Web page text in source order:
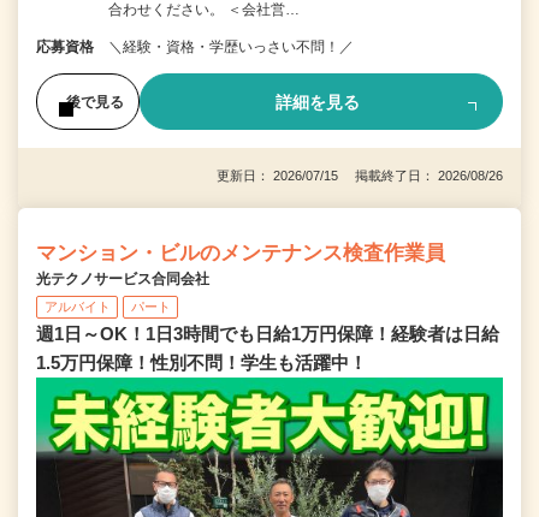
合わせください。 ＜会社営…
応募資格 ＼経験・資格・学歴いっさい不問！／
後で見る 詳細を見る
更新日： 2026/07/15 掲載終了日： 2026/08/26
マンション・ビルのメンテナンス検査作業員
光テクノサービス合同会社
アルバイト パート
週1日～OK！1日3時間でも日給1万円保障！経験者は日給
1.5万円保障！性別不問！学生も活躍中！